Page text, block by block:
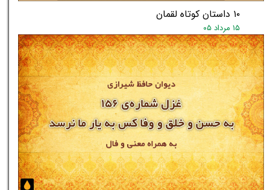
۱۰ داستان کوتاه لقمان
۱۵ مرداد ۰۵